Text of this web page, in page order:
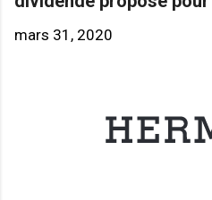
mars 31, 2020